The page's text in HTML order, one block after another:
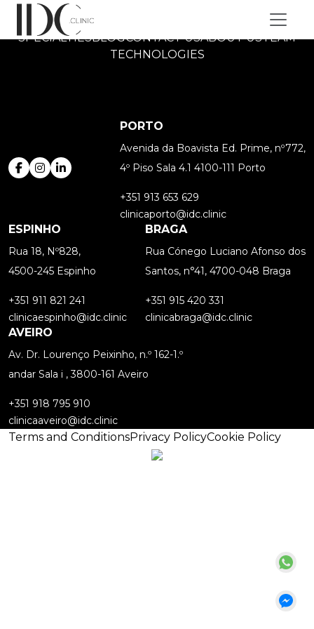
IDC.CLINIC
SPECIALTIESBLOGCONTACT USABOUT USTEAM
TECHNOLOGIES
PORTO
Avenida da Boavista Ed. Prime, nº772,
4º Piso Sala 4.1 4100-111 Porto
+351 913 653 629
clinicaporto@idc.clinic
ESPINHO
Rua 18, Nº828,
4500-245 Espinho
+351 911 821 241
clinicaespinho@idc.clinic
BRAGA
Rua Cónego Luciano Afonso dos
Santos, n°41, 4700-048 Braga
+351 915 420 331
clinicabraga@idc.clinic
AVEIRO
Av. Dr. Lourenço Peixinho, n.º 162-1.º
andar Sala i , 3800-161 Aveiro
+351 918 795 910
clinicaaveiro@idc.clinic
Terms and ConditionsPrivacy PolicyCookie Policy